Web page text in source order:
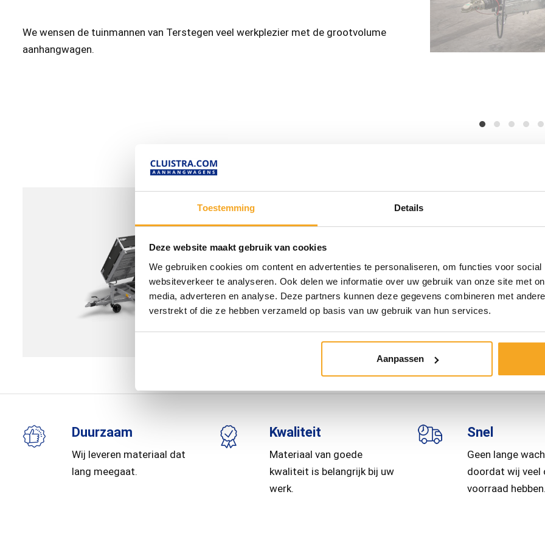
Toestemming Details
Deze website maakt gebruik van cookies
We gebruiken cookies om content en advertenties te personaliseren, om functies voor
websiteverkeer te analyseren. Ook delen we informatie over uw gebruik van onze site met
media, adverteren en analyse. Deze partners kunnen deze gegevens combineren met
verstrekt of die ze hebben verzameld op basis van uw gebruik van hun services.
Aanpassen
We wensen de tuinmannen van Terstegen veel werkplezier met de grootvolume
aanhangwagen.
COBALT HM-2+ kopen
Bruto laad vermogen
3500 kg
Driezijdig kantelbaar en versterkt
Heavy duty kipper!
Duurzaam
Wij leveren materiaal dat
lang meegaat.
Kwaliteit
Materiaal van goede
kwaliteit is belangrijk bij uw
werk.
Snel
Geen lange
doordat wij veel
voorraad